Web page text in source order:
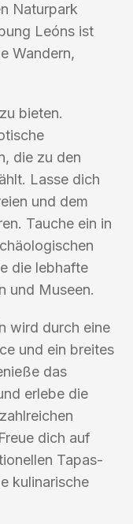
Naturpark
Leóns ist
Wandern,
bieten.
die zu den
Lasse dich
und dem
Tauche ein in
die lebhafte
und Museen.
wird durch eine
und ein breites
das
erlebe die
dich auf
Tapas-
kulinarische